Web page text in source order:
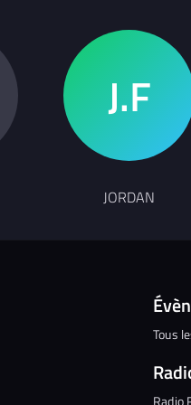
JORDAN
Tous
Radio